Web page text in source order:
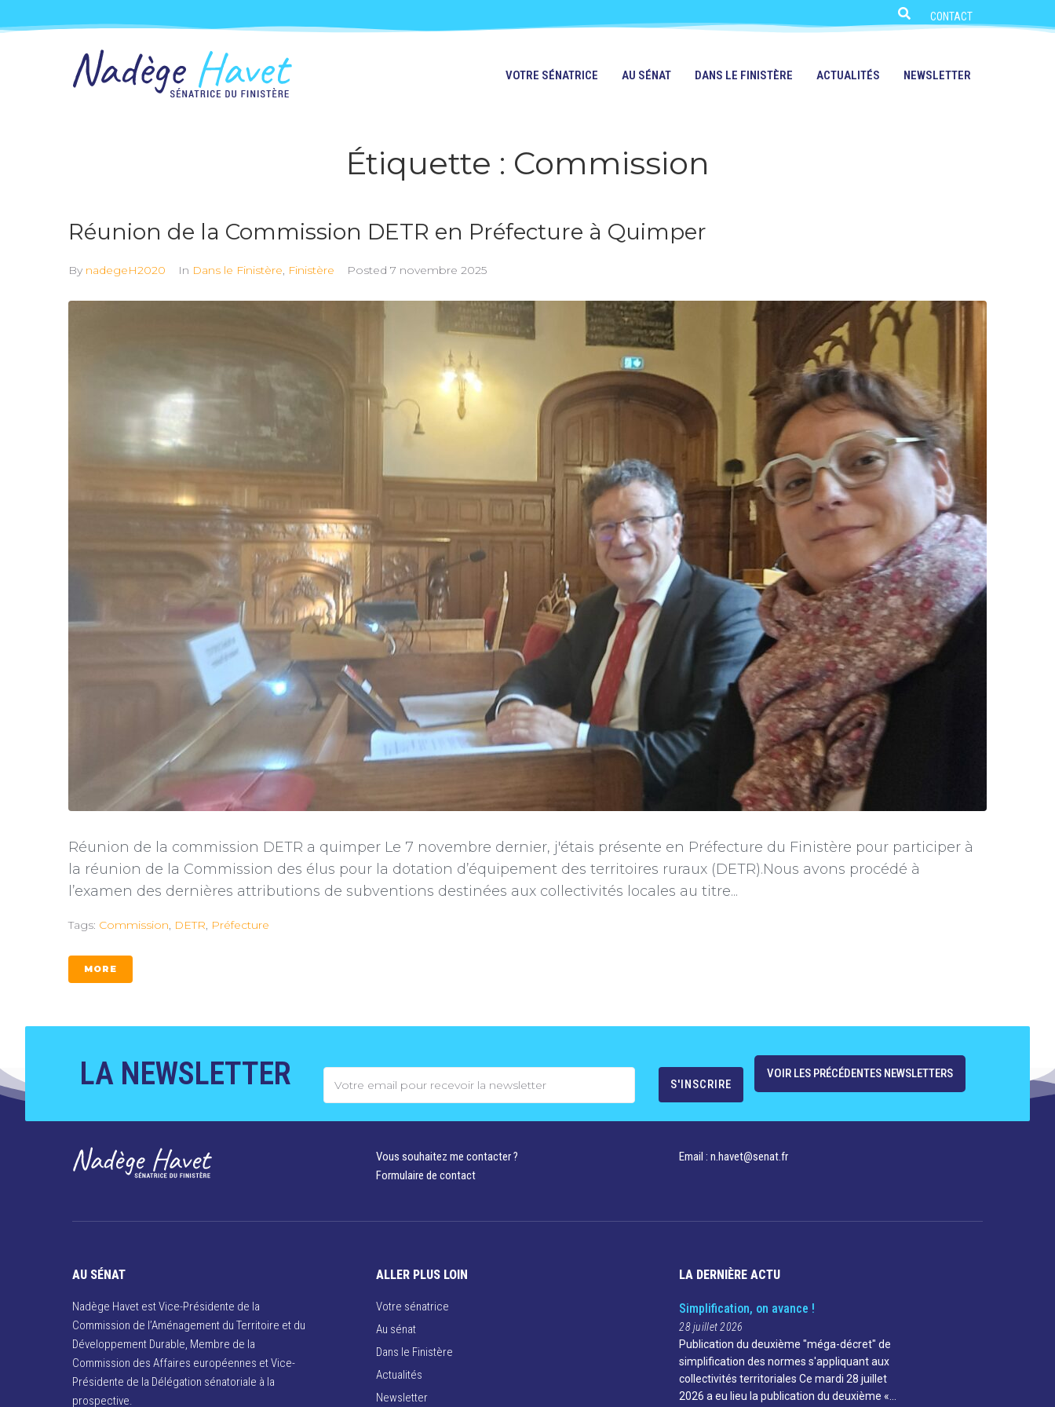
CONTACT
VOTRE SÉNATRICE AU SÉNAT DANS LE FINISTÈRE ACTUALITÉS NEWSLETTER
Étiquette : Commission
Réunion de la Commission DETR en Préfecture à Quimper
By nadegeH2020 In Dans le Finistère, Finistère Posted 7 novembre 2025
Réunion de la commission DETR a quimper Le 7 novembre dernier, j'étais présente en Préfecture du Finistère pour participer à
la réunion de la Commission des élus pour la dotation d’équipement des territoires ruraux (DETR).Nous avons procédé à
l’examen des dernières attributions de subventions destinées aux collectivités locales au titre...
Tags: Commission, DETR, Préfecture
MORE
LA NEWSLETTER VOIR LES PRÉCÉDENTES NEWSLETTERS
Vous souhaitez me contacter ?
Formulaire de contact
Email : n.havet@senat.fr​
AU SÉNAT
Nadège Havet est Vice-Présidente de la
Commission de l’Aménagement du Territoire et du
Développement Durable, Membre de la
Commission des Affaires européennes et Vice-
Présidente de la Délégation sénatoriale à la
prospective.
ALLER PLUS LOIN
Votre sénatrice
Au sénat
Dans le Finistère
Actualités
Newsletter
LA DERNIÈRE ACTU
Simplification, on avance !
28 juillet 2026
Publication du deuxième "méga-décret" de
simplification des normes s'appliquant aux
collectivités territoriales Ce mardi 28 juillet
2026 a eu lieu la publication du deuxième «…